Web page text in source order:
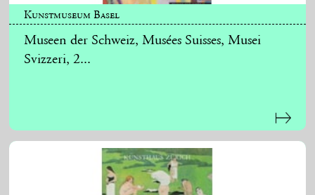
Kunstmuseum Basel
Museen der Schweiz, Musées Suisses, Musei
Svizzeri, 2...